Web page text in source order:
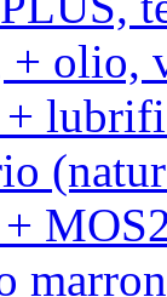
+ olio,